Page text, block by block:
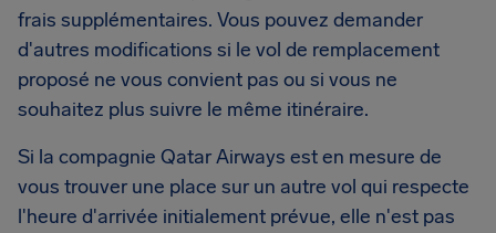
frais supplémentaires. Vous pouvez demander
d'autres modifications si le vol de remplacement
proposé ne vous convient pas ou si vous ne
souhaitez plus suivre le même itinéraire.
Si la compagnie Qatar Airways est en mesure de
vous trouver une place sur un autre vol qui respecte
l'heure d'arrivée initialement prévue, elle n'est pas